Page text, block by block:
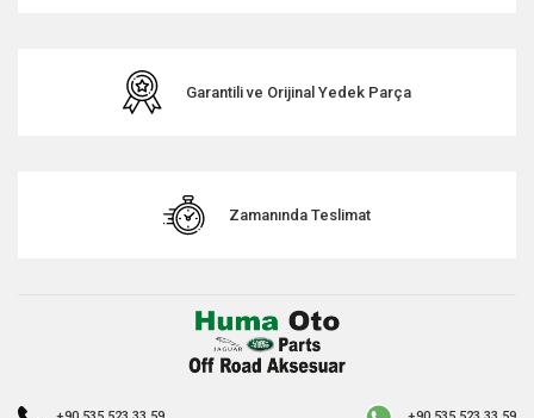
Garantili ve Orijinal Yedek Parça
Zamanında Teslimat